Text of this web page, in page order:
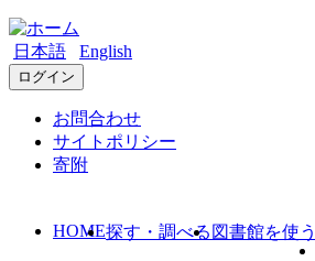
日本語 English
ログイン
お問合わせ
サイトポリシー
寄附
HOME探す・調べる 図書館を使う